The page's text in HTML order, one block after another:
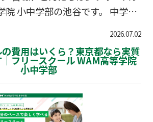
院 小中学部の池谷です。 中学生
受験はどうなってしまうんだろ
安です。 「内申点がオール1だ
高校なんてないのでは…」「受験
戻せる気がしない」と、将来に
御さんも少なくありません。 し
伝えします。不登校からでも高
2026.07.02
費用はいくら？東京都なら実質
フリースクール WAM高等学院
小中学部